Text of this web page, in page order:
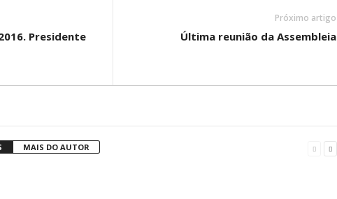
Presidente
Próximo artigo
Última reunião da Assembleia
MAIS DO AUTOR